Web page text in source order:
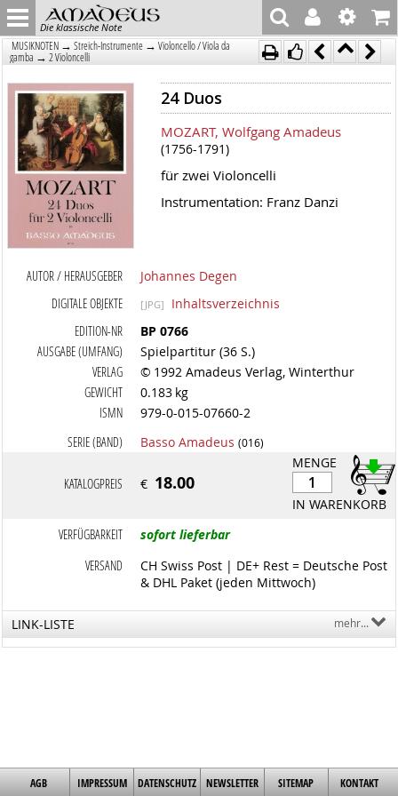
Die klassische Note
MUSIKNOTEN → Streich-Instrumente → Violoncello / Viola da
gamba → 2 Violoncelli
24 Duos
MOZART, Wolfgang Amadeus
(1756-1791)
für zwei Violoncelli
Instrumentation: Franz Danzi
AUTOR / HERAUSGEBER
Johannes Degen
DIGITALE OBJEKTE
[JPG]
Inhaltsverzeichnis
EDITION-NR
BP 0766
AUSGABE (UMFANG)
Spielpartitur (36 S.)
VERLAG
© 1992 Amadeus Verlag, Winterthur
GEWICHT
0.183 kg
ISMN
979-0-015-07660-2
SERIE (BAND)
Basso Amadeus (016)
MENGE
IN WARENKORB
KATALOGPREIS € 18.00
VERFÜGBARKEIT
sofort lieferbar
VERSAND
CH Swiss Post | DE+ Rest = Deutsche Post
& DHL Paket (jeden Mittwoch)
LINK-LISTE mehr...
AGB IMPRESSUM DATENSCHUTZ NEWSLETTER SITEMAP KONTAKT